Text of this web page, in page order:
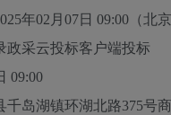
年02月07日 09:00 （北
政采云投标客户端投标
09:00
千岛湖镇环湖北路375号